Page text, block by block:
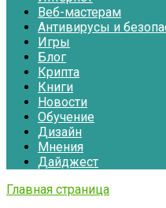
Веб-мастерам
Антивирусы и
Игры
Блог
Крипта
Книги
Новости
Обучение
Дизайн
Мнения
Дайджест
Главная страница